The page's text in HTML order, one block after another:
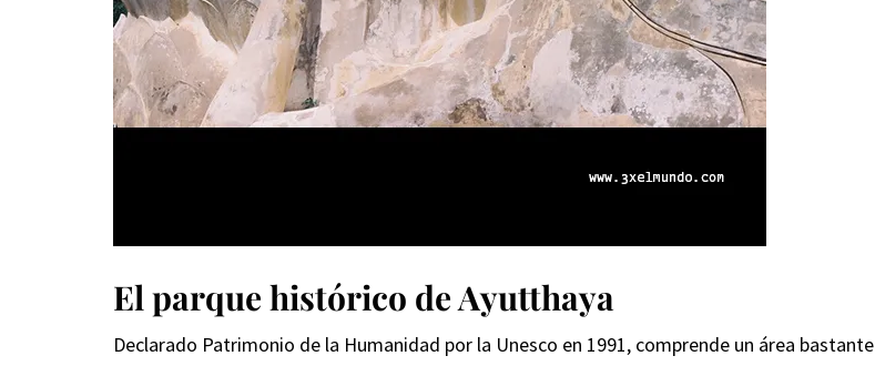
El parque histórico de Ayutthaya
Declarado Patrimonio de la Humanidad por la Unesco en 1991, comprende un área bastante